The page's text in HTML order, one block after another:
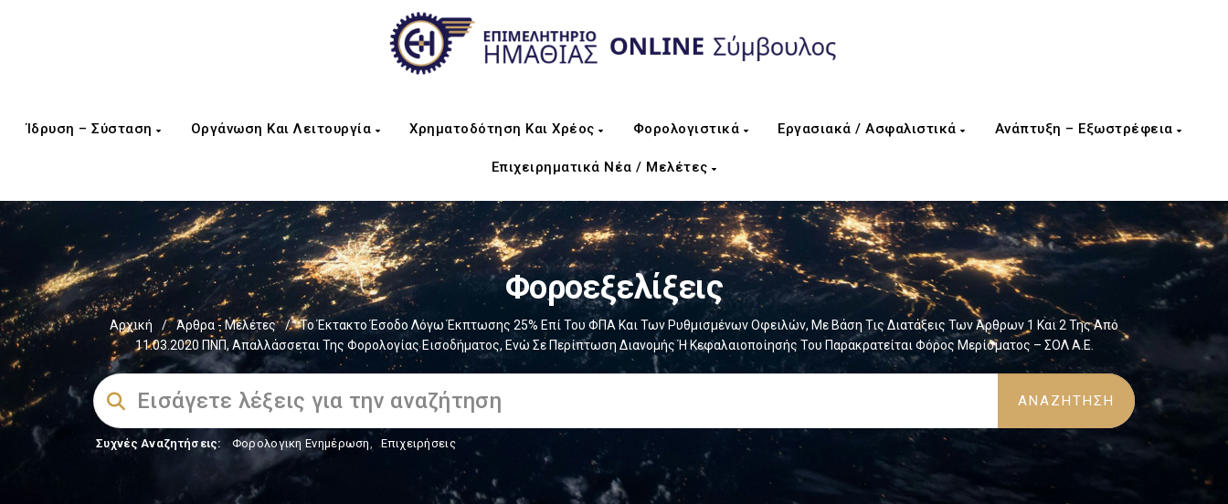
Ίδρυση – Σύσταση Οργάνωση Και Λειτουργία Χρηματοδότηση Και Χρέος Φορολογιστικά Εργασιακά / Ασφαλιστικά Ανάπτυξη – Εξωστρέφεια
Επιχειρηματικά Νέα / Μελέτες
Φοροεξελίξεις
Αρχική / Άρθρα - Μελέτες /
Το Έκτακτο Έσοδο Λόγω Έκπτωσης 25% Επί Του ΦΠΑ Και Των Ρυθμισμένων Οφειλών, Με Βάση Τις Διατάξεις Των Άρθρων 1 Και 2 Της Από
11.03.2020 ΠΝΠ, Απαλλάσσεται Της Φορολογίας Εισοδήματος, Ενώ Σε Περίπτωση Διανομής Ή Κεφαλαιοποίησής Του Παρακρατείται Φόρος Μερίσματος – ΣΟΛ Α.Ε.
Συχνές Αναζητήσεις: Φορολογικη Ενημέρωση, Επιχειρήσεις